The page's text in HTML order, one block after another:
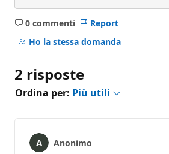
0 commenti
Nessun
commento
Report
Ho la stessa domanda
2 risposte
Ordina per: Più utili
Anonimo